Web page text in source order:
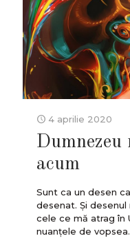
4 aprilie 2020
Dumnezeu
acum
Sunt ca un desen
desenat. Și
cele ce mă atrag în
nuanțele de